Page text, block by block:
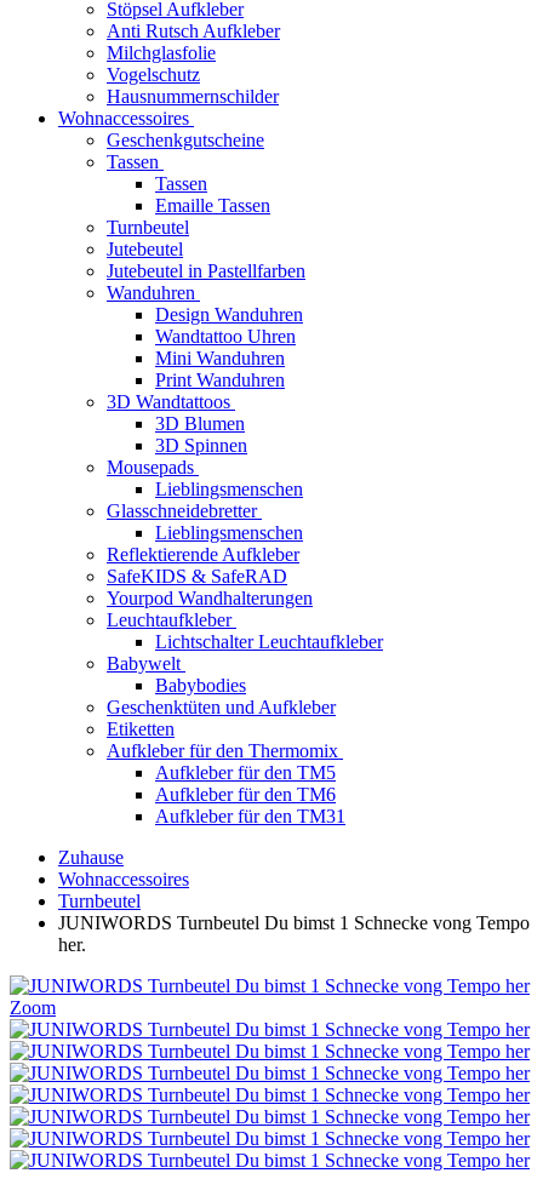
Stöpsel Aufkleber
Anti Rutsch Aufkleber
Milchglasfolie
Vogelschutz
Hausnummernschilder
Wohnaccessoires
Geschenkgutscheine
Tassen
Tassen
Emaille Tassen
Turnbeutel
Jutebeutel
Jutebeutel in Pastellfarben
Wanduhren
Design Wanduhren
Wandtattoo Uhren
Mini Wanduhren
Print Wanduhren
3D Wandtattoos
3D Blumen
3D Spinnen
Mousepads
Lieblingsmenschen
Glasschneidebretter
Lieblingsmenschen
Reflektierende Aufkleber
SafeKIDS & SafeRAD
Yourpod Wandhalterungen
Leuchtaufkleber
Lichtschalter Leuchtaufkleber
Babywelt
Babybodies
Geschenktüten und Aufkleber
Etiketten
Aufkleber für den Thermomix
Aufkleber für den TM5
Aufkleber für den TM6
Aufkleber für den TM31
Zuhause
Wohnaccessoires
Turnbeutel
JUNIWORDS Turnbeutel Du bimst 1 Schnecke vong Tempo
her.
Zoom